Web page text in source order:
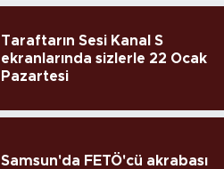
Taraftarın Sesi Kanal S
ekranlarında sizlerle 22 Ocak
Pazartesi
Samsun'da FETÖ'cü akrabası